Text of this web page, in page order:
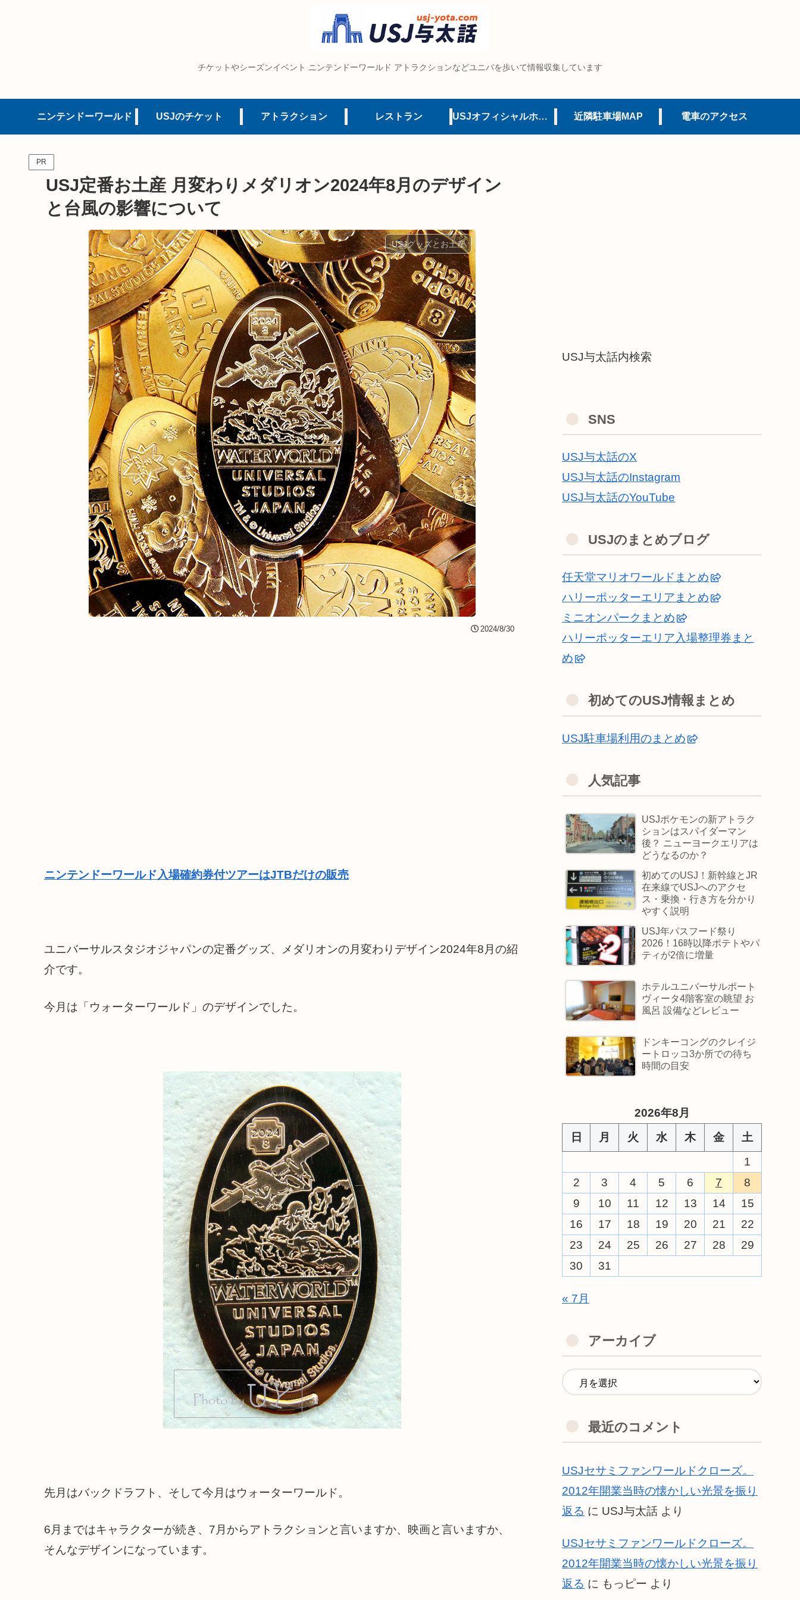
チケットやシーズンイベント ニンテンドーワールド アトラクションなどユニバを歩いて情報収集しています
ニンテンドーワールド USJのチケット アトラクション レストラン USJオフィシャルホテル 近隣駐車場MAP 電車のアクセス
PR
USJ定番お土産 月変わりメダリオン2024年8月のデザイン
と台風の影響について
USJグッズとお土産
2024/8/30
ニンテンドーワールド入場確約券付ツアーはJTBだけの販売
ユニバーサルスタジオジャパンの定番グッズ、メダリオンの月変わりデザイン2024年8月の紹
介です。
今月は「ウォーターワールド」のデザインでした。
先月はバックドラフト、そして今月はウォーターワールド。
6月まではキャラクターが続き、7月からアトラクションと言いますか、映画と言いますか、
そんなデザインになっています。
USJ与太話内検索
SNS
USJ与太話のX
USJ与太話のInstagram
USJ与太話のYouTube
USJのまとめブログ
任天堂マリオワールドまとめ
ハリーポッターエリアまとめ
ミニオンパークまとめ
ハリーポッターエリア入場整理券まと
め
初めてのUSJ情報まとめ
USJ駐車場利用のまとめ
人気記事
USJポケモンの新アトラク
ションはスパイダーマン
後？ ニューヨークエリアは
どうなるのか？
初めてのUSJ！新幹線とJR
在来線でUSJへのアクセ
ス・乗換・行き方を分かり
やすく説明
USJ年パスフード祭り
2026！16時以降ポテトやパ
ティが2倍に増量
ホテルユニバーサルポート
ヴィータ4階客室の眺望 お
風呂 設備などレビュー
ドンキーコングのクレイジ
ートロッコ3か所での待ち
時間の目安
2026年8月
日
月 火 水 木 金
土
1
2
3 4 5 6 7
8
9
10 11 12 13 14
15
16
17 18 19 20 21
22
23
24 25 26 27 28
29
30
31
« 7月
アーカイブ
最近のコメント
USJセサミファンワールドクローズ。
2012年開業当時の懐かしい光景を振り
返る に USJ与太話 より
USJセサミファンワールドクローズ。
2012年開業当時の懐かしい光景を振り
返る に もっピー より